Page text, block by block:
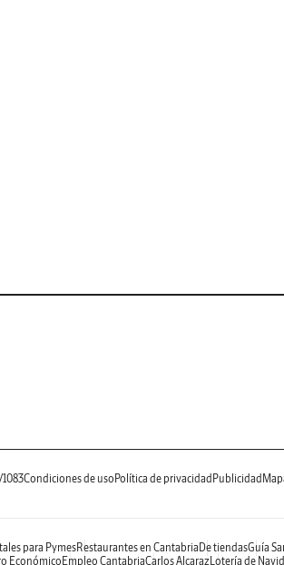
Condiciones de uso Política de privacidad Publicidad
para PymesRestaurantes en Cantabria De tiendasGuía
Económico Empleo CantabriaCarlos AlcarazLotería de